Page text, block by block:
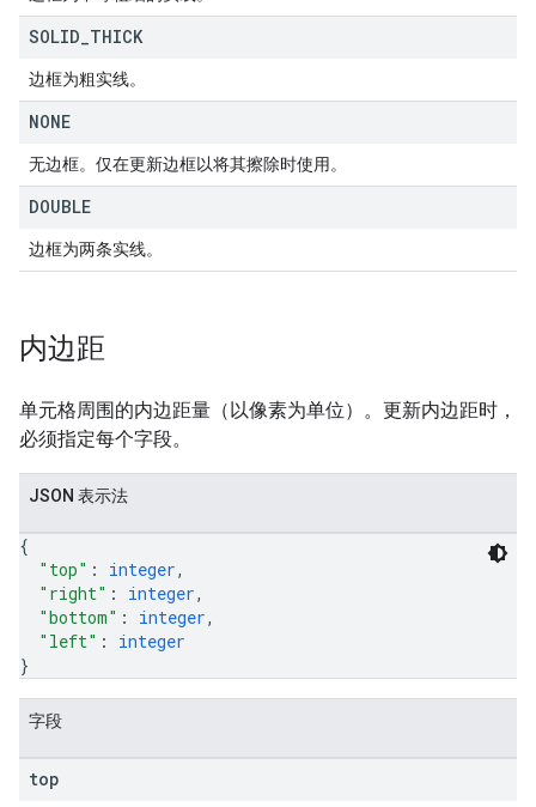
SOLID THICK
边框为粗实线。
NONE
无边框。仅在更新边框以将其擦除时使用。
DOUBLE
边框为两条实线。
内边距
单元格周围的内边距量（以像素为单位）。更新内边距时，
必须指定每个字段。
JSON 表示法
{
"top" : integer,
"right" : integer,
"bottom" : integer,
"left" : integer
}
字段
top